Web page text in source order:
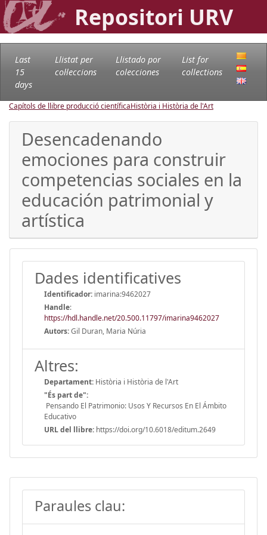
Repositori URV
Last
15
days
Llistat per
col·leccions
Llistado por
colecciones
List for
collections
Capítols de llibre producció científicaHistòria i Història de l'Art
Desencadenando
emociones para construir
competencias sociales en la
educación patrimonial y
artística
Dades identificatives
Identificador: imarina:9462027
Handle:
https://hdl.handle.net/20.500.11797/imarina9462027
Autors:Gil Duran, Maria Núria
Altres:
Departament: Història i Història de l'Art
"És part de":
Pensando El Patrimonio: Usos Y Recursos En El Ámbito
Educativo
URL del llibre: https://doi.org/10.6018/editum.2649
Paraules clau: